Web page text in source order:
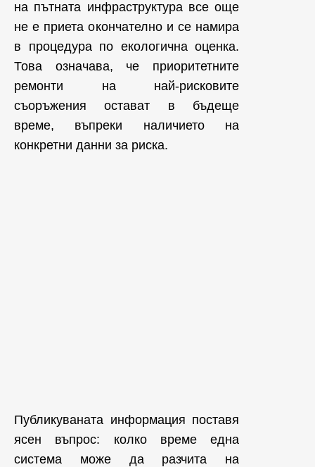
на пътната инфраструктура все още
не е приета окончателно и се намира
в процедура по екологична оценка.
Това означава, че приоритетните
ремонти на най-рисковите
съоръжения остават в бъдеще
време, въпреки наличието на
конкретни данни за риска.
Публикуваната информация поставя
ясен въпрос: колко време една
система може да разчита на